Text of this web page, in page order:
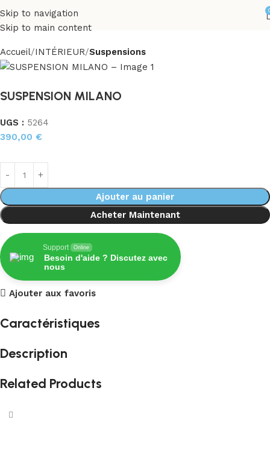
Skip to navigation
Skip to main content
Accueil INTÉRIEUR Suspensions
SUSPENSION MILANO
UGS : 5264
390,00 €
Ajouter au panier
Acheter Maintenant
Support Online
Besoin d'aide ? Discutez avec
nous
Ajouter aux favoris
Caractéristiques
Description
Related Products